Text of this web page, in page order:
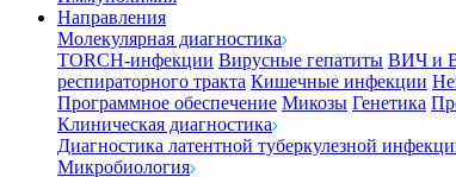
Направления
Молекулярная диагностика
TORCH-инфекции Вирусные гепатиты ВИЧ и
респираторного тракта Кишечные инфекции
Программное обеспечение Микозы Генетика
Клиническая диагностика
Диагностика латентной туберкулезной
Микробиология